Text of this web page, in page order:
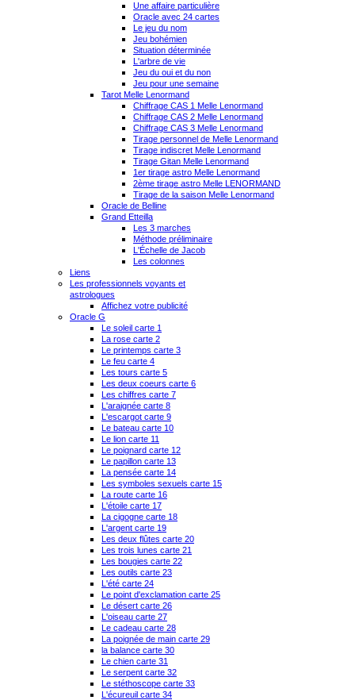
Une affaire particulière
Oracle avec 24 cartes
Le jeu du nom
Jeu bohémien
Situation déterminée
L'arbre de vie
Jeu du oui et du non
Jeu pour une semaine
Tarot Melle Lenormand
Chiffrage CAS 1 Melle Lenormand
Chiffrage CAS 2 Melle Lenormand
Chiffrage CAS 3 Melle Lenormand
Tirage personnel de Melle Lenormand
Tirage indiscret Melle Lenormand
Tirage Gitan Melle Lenormand
1er tirage astro Melle Lenormand
2ème tirage astro Melle LENORMAND
Tirage de la saison Melle Lenormand
Oracle de Belline
Grand Etteilla
Les 3 marches
Méthode préliminaire
L'Échelle de Jacob
Les colonnes
Liens
Les professionnels voyants et
astrologues
Affichez votre publicité
Oracle G
Le soleil carte 1
La rose carte 2
Le printemps carte 3
Le feu carte 4
Les tours carte 5
Les deux coeurs carte 6
Les chiffres carte 7
L'araignée carte 8
L'escargot carte 9
Le bateau carte 10
Le lion carte 11
Le poignard carte 12
Le papillon carte 13
La pensée carte 14
Les symboles sexuels carte 15
La route carte 16
L'étoile carte 17
La cigogne carte 18
L'argent carte 19
Les deux flûtes carte 20
Les trois lunes carte 21
Les bougies carte 22
Les outils carte 23
L'été carte 24
Le point d'exclamation carte 25
Le désert carte 26
L'oiseau carte 27
Le cadeau carte 28
La poignée de main carte 29
la balance carte 30
Le chien carte 31
Le serpent carte 32
Le stéthoscope carte 33
L'écureuil carte 34